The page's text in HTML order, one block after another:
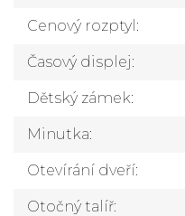
Cenový rozptyl :
Časový displej:
Dětský zámek:
Minutka:
Otevírání dveří:
Otočný talíř: